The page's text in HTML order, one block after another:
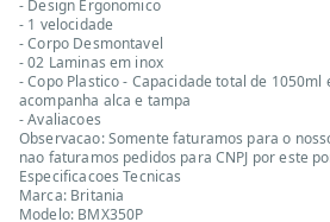
- Design Ergonomico
- 1 velocidade
- Corpo Desmontavel
- 02 Laminas em inox
- Copo Plastico - Capacidade total de 1050ml
acompanha alca e tampa
- Avaliacoes
Observacao: Somente faturamos para o
nao faturamos pedidos para CNPJ por este
Especificacoes Tecnicas
Marca: Britania
Modelo: BMX350P